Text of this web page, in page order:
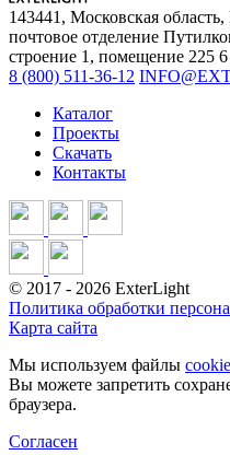
143441, Московская
почтовое отделение
строение 1, помещение 225
8 (800) 511-36-12
Каталог
Проекты
Скачать
Контакты
© 2017 - 2026 ExterLight
Политика обработки
Карта сайта
Мы используем файлы cookie
Вы можете запретить
браузера.
Согласен